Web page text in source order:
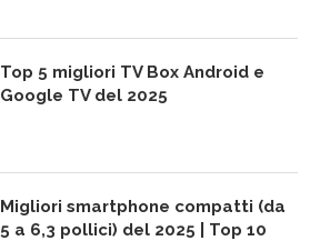
Top 5 migliori TV Box Android e
Google TV del 2025
Migliori smartphone compatti (da
5 a 6,3 pollici) del 2025 | Top 10